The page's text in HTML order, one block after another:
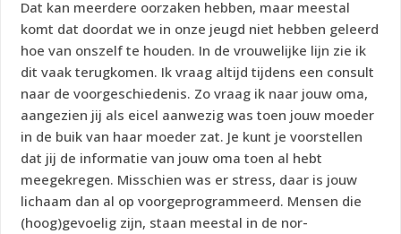
Dat kan meerdere oorzaken hebben, maar meestal
komt dat doordat we in onze jeugd niet hebben geleerd
hoe van onszelf te houden. In de vrouwelijke lijn zie ik
dit vaak terugkomen. Ik vraag altijd tijdens een consult
naar de voorgeschiedenis. Zo vraag ik naar jouw oma,
aangezien jij als eicel aanwezig was toen jouw moeder
in de buik van haar moeder zat. Je kunt je voorstellen
dat jij de informatie van jouw oma toen al hebt
meegekregen. Misschien was er stress, daar is jouw
lichaam dan al op voorgeprogrammeerd. Mensen die
(hoog)gevoelig zijn, staan meestal in de nor-